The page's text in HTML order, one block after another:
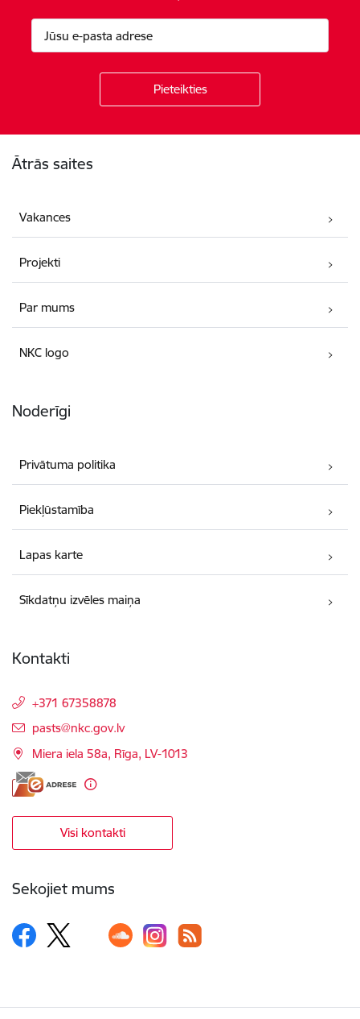
Ātrās saites
Vakances
Projekti
Par mums
NKC logo
Noderīgi
Privātuma politika
Piekļūstamība
Lapas karte
Sīkdatņu izvēles maiņa
Kontakti
+371 67358878
E-pasts:
pasts@nkc.gov.lv
Miera iela 58a, Rīga, LV-1013
Visi kontakti
Sekojiet mums